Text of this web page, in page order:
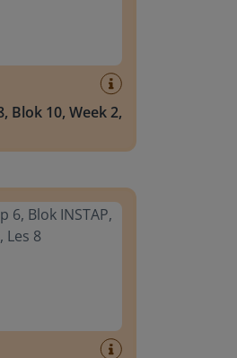
Blok 10, Week 2,